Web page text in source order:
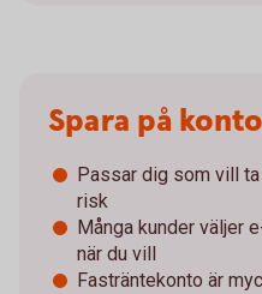
Spara på konto
Passar dig som vill
risk
Många kunder väljer
när du vill
Fasträntekonto är